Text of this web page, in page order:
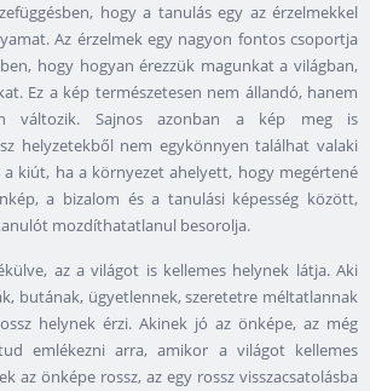
hogy a tanulás egy az érzelmekkel
Az érzelmek egy nagyon fontos csoportja
hogy hogyan érezzük magunkat a világban,
Ez a kép természetesen nem állandó, hanem
változik. Sajnos azonban a kép meg is
helyzetekből nem egykönnyen találhat valaki
kiút, ha a környezet ahelyett, hogy megértené
a bizalom és a tanulási képesség között,
mozdíthatatlanul besorolja.
az a világot is kellemes helynek látja. Aki
butának, ügyetlennek, szeretetre méltatlannak
helynek érzi. Akinek jó az önképe, az még
emlékezni arra, amikor a világot kellemes
az önképe rossz, az egy rossz visszacsatolásba